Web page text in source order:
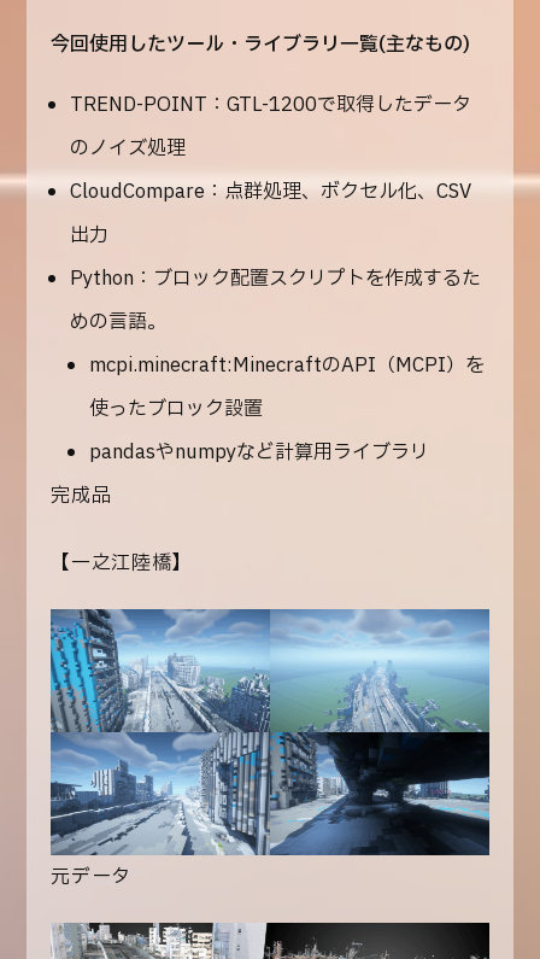
今回使用したツール・ライブラリ一覧(主なもの)
TREND-POINT ：GTL-1200で取得したデータ
のノイズ処理
CloudCompare ：点群処理、ボクセル化、CSV
出力
Python ：ブロック配置スクリプトを作成するた
めの言語。
mcpi.minecraft:MinecraftのAPI（MCPI）を
使ったブロック設置
pandasやnumpyなど計算用ライブラリ
完成品
【一之江陸橋】
元データ